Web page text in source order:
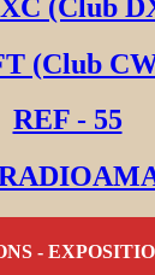
(Club
(Club
REF - 55
-